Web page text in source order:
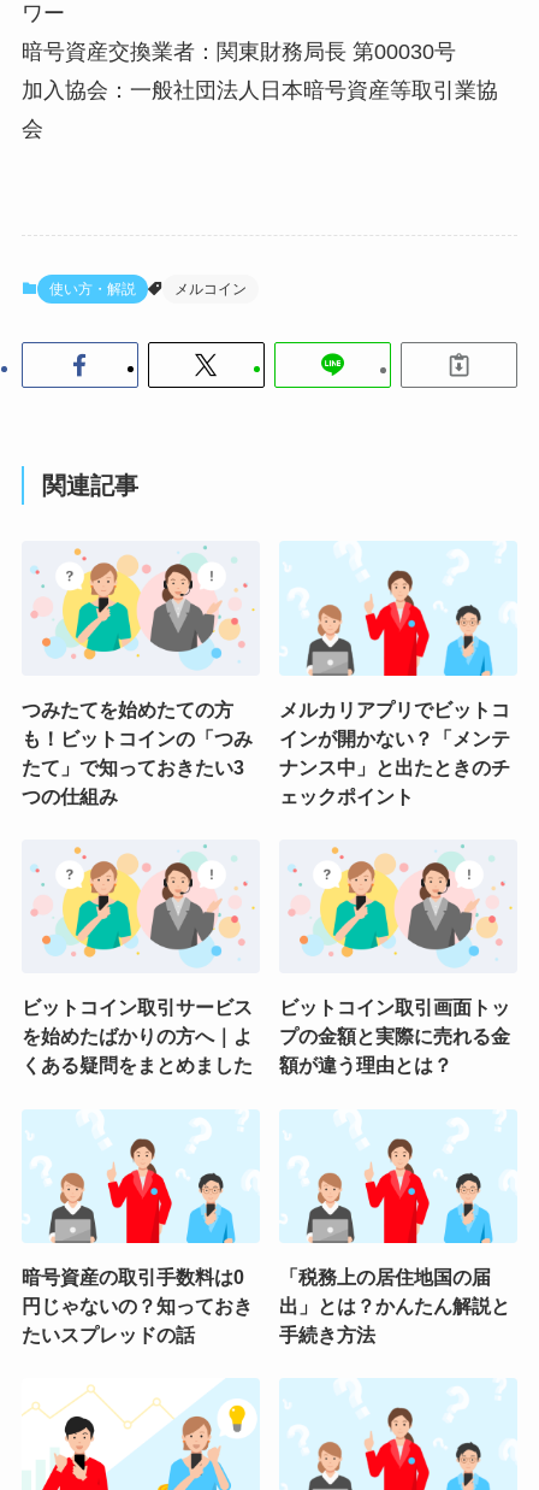
ワー
暗号資産交換業者：関東財務局⻑ 第00030号
加入協会：一般社団法人日本暗号資産等取引業協
会
使い方・解説 メルコイン
関連記事
つみたてを始めたての方
も！ビットコインの「つみ
たて」で知っておきたい3
つの仕組み
メルカリアプリでビットコ
インが開かない？「メンテ
ナンス中」と出たときのチ
ェックポイント
ビットコイン取引サービス
を始めたばかりの方へ｜よ
くある疑問をまとめました
ビットコイン取引画面トッ
プの金額と実際に売れる金
額が違う理由とは？
暗号資産の取引手数料は0
円じゃないの？知っておき
たいスプレッドの話
「税務上の居住地国の届
出」とは？かんたん解説と
手続き方法